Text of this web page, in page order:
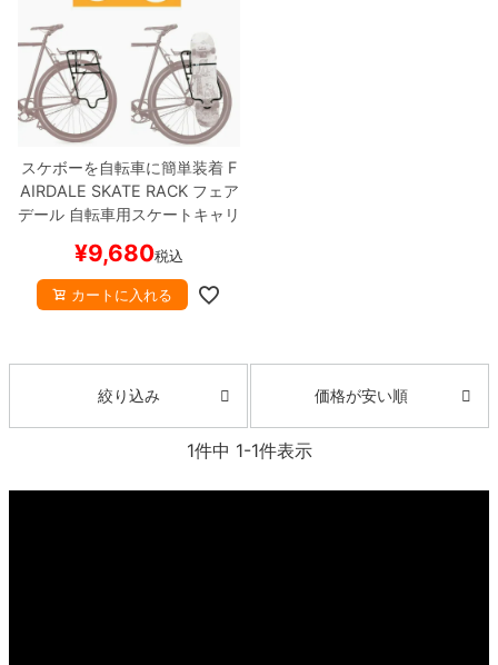
スケボーを自転車に簡単装着 F
AIRDALE SKATE RACKフェア
デール 自転車用スケートキャリ
ートボード スケボー
¥9,680税込
カートに入れる
絞り込み 価格が安い順
1件中 1-1件表示
8.1inch
8.2inch
8.3inch
8.4inch
8.5inch
8.6inch
8.7inch
8.2inch
8.3inch
8.4inch
8.5inch
8.6inch
8.7inch
8.8inch
60mm
62mm
63mm
64mm
65mm
70mm
72mm
ソフトウィール（クルーザー）
足回りセット（トラック・ウィールセット）
ヘルメット・パッド
練習用アイテム（初心者におすすめ）
スケートケース・バッグ
メディア（雑誌・DVD・CD）
26cm
26.5cm
27cm
27.5cm
28.5cm
29cm
7分袖シャツ・ラグラン
半袖シャツ
キャップ
ソックス
アンダーウエア
サイズの測り方